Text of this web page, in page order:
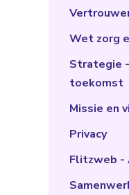
Wet zorg
Strategie -
toekomst
Missie en
Privacy
Flitzweb -